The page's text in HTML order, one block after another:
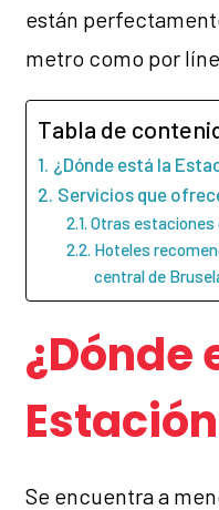
están
metro como por
Tabla de
¿Dónde está la
Servicios que
Otras estaciones
Hoteles
central de
¿Dónde
Se encuentra a